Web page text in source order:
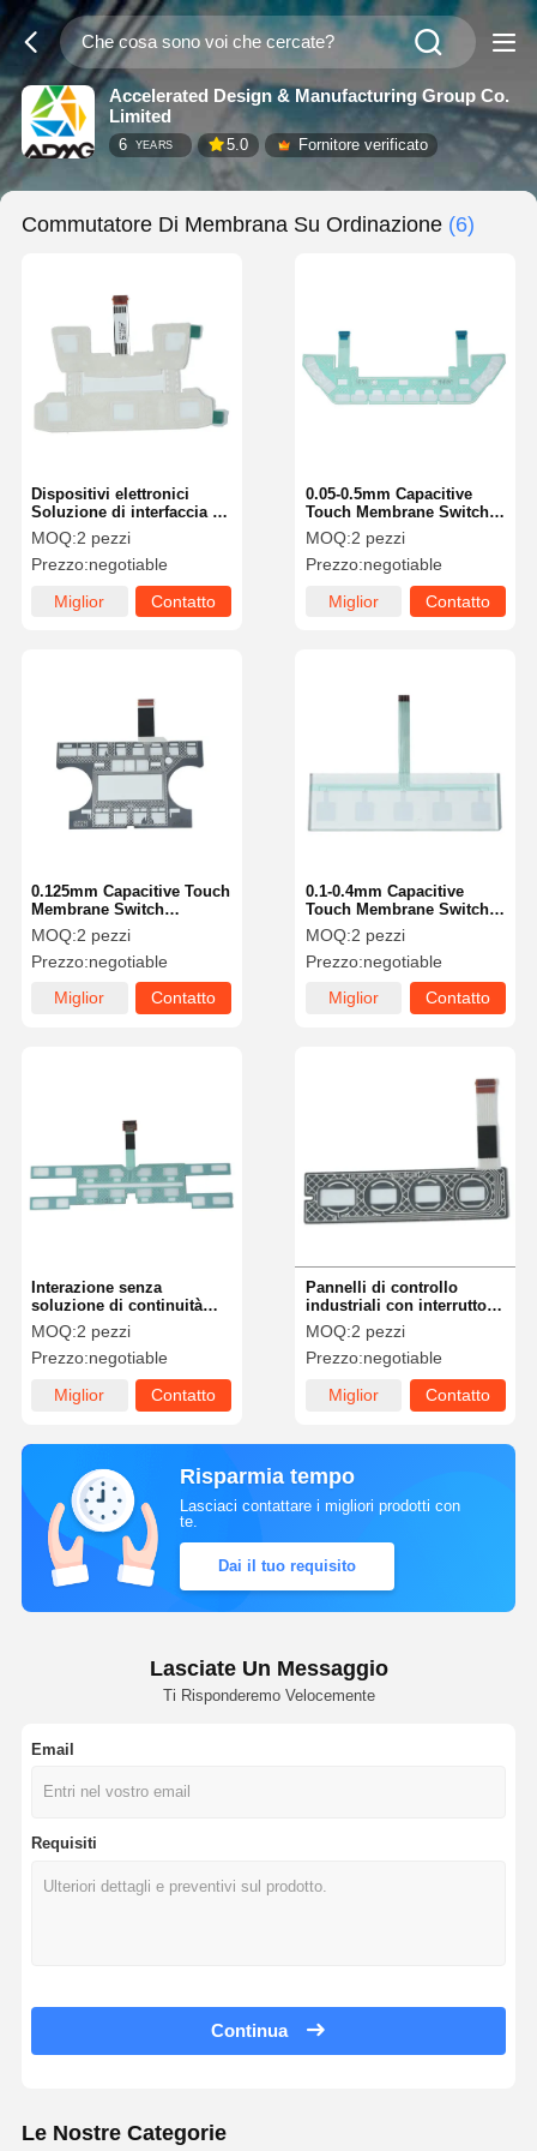
Accelerated Design & Manufacturing Group Co.
Limited
6 YEARS 5.0 Fornitore verificato
Commutatore Di Membrana Su Ordinazione (6)
Dispositivi elettronici
Soluzione di interfaccia ad
alte prestazioni
MOQ:2 pezzi
Prezzo:negotiable
Miglior
Contatto
0.05-0.5mm Capacitive
Touch Membrane Switch
PET PC ITO Film Material
MOQ:2 pezzi
Prezzo:negotiable
Miglior
Contatto
0.125mm Capacitive Touch
Membrane Switch
Poliestere
MOQ:2 pezzi
Prezzo:negotiable
Miglior
Contatto
0.1-0.4mm Capacitive
Touch Membrane Switch
con tecnologia avanzata
MOQ:2 pezzi
Prezzo:negotiable
Miglior
Contatto
Interazione senza
soluzione di continuità
Commutatore a membrana
a contatto capacitivo per
dispositivi elettronici
MOQ:2 pezzi
Prezzo:negotiable
Miglior
Contatto
Pannelli di controllo
industriali con interruttore
a membrana capacitiva
PET PC
MOQ:2 pezzi
Prezzo:negotiable
Miglior
Contatto
Risparmia tempo
Lasciaci contattare i migliori prodotti con
te.
Dai il tuo requisito
Lasciate Un Messaggio
Ti Risponderemo Velocemente
Email
Requisiti
Continua
Le Nostre Categorie